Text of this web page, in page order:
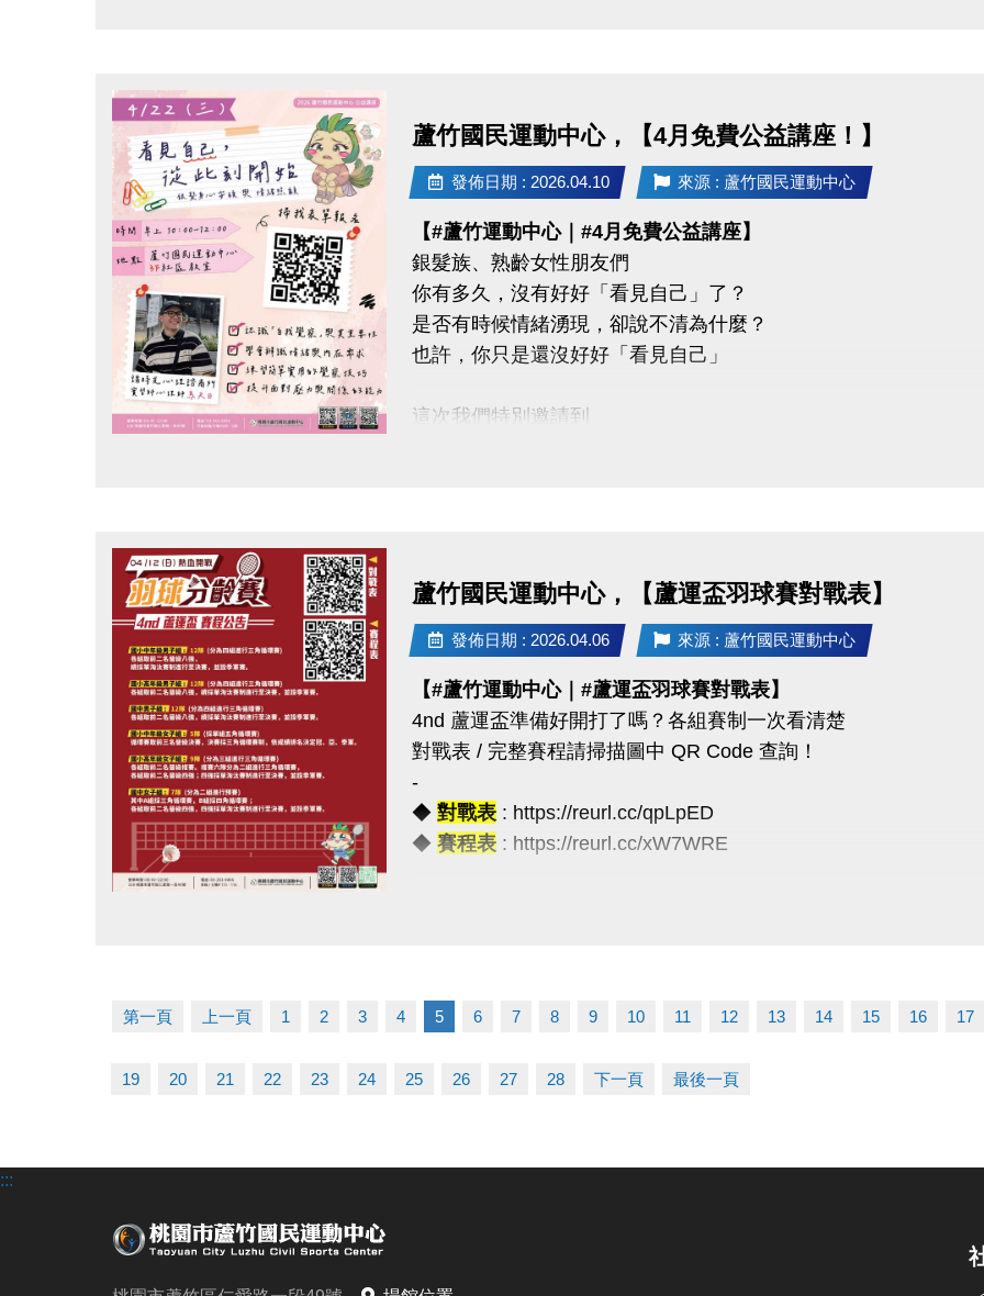
-官網 : https://www.lzsports.com.tw/zh_TW/news/pageID/1/
-FB : 桃園市蘆竹國民運動中心
-IG : @luzhusports
蘆竹國民運動中心，【4月免費公益講座！】
發佈日期 : 2026.04.10 來源 : 蘆竹國民運動中心
【#蘆竹運動中心｜#4月免費公益講座】
銀髮族、熟齡女性朋友們
你有多久，沒有好好「看見自己」了？
是否有時候情緒湧現，卻說不清為什麼？
也許，你只是還沒好好「看見自己」
這次我們特別邀請到
◎ 學會辨識情緒與內在需求
◎ 練習簡單實用的覺察技巧
◎ 提升面對壓力與關係的能力
◆時間｜4/22 (三) 早上 10:00－12:00
◆地點｜蘆竹國民運動中心 3樓社區教室
◆洽詢專線｜03-2639066 #106
-
◆公益免費講座・限額30位
蘆竹國民運動中心，【蘆運盃羽球賽對戰表】
發佈日期 : 2026.04.06 來源 : 蘆竹國民運動中心
【#蘆竹運動中心｜#蘆運盃羽球賽對戰表】
4nd 蘆運盃準備好開打了嗎？各組賽制一次看清楚
對戰表 / 完整賽程請掃描圖中 QR Code 查詢！
-
◆ 對戰表: https://reurl.cc/qpLpED
◆ 賽程表: https://reurl.cc/xW7WRE
（三）超過比賽時間 3 分鐘未出賽者，以棄權論（以大會掛鐘為
（四）為使比賽順利進行，大會有權調度場地安排及出場順序，
（六）如有未盡事宜，依現場公告為主。
第一頁 上一頁 1 2 3 4 5 6 7 8 9 10 11 12 13 14 15 16 17
19 20 21 22 23 24 25 26 27 28 下一頁 最後一頁
:::